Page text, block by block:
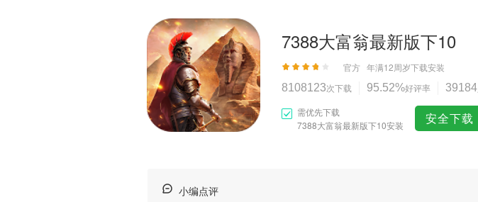
7388大富翁最新版下10
官方 年满12周岁下载安装
8108123次下载 95.52%好评率 39184
需优先下载
7388大富翁最新版下10安装
安全下载
小编点评